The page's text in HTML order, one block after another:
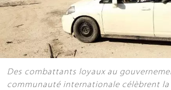
Des combattants loyaux au
communauté internationale célèbrent